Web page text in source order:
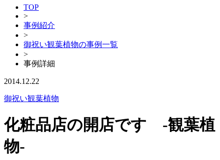
TOP
>
事例紹介
>
御祝い観葉植物の事例一覧
>
事例詳細
2014.12.22
御祝い観葉植物
化粧品店の開店です -観葉植
物-